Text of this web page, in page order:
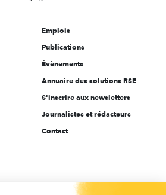
Emplois
Publications
Évènements
Annuaire des solutions RSE
S'inscrire aux newsletters
Journalistes et rédacteurs
Contact